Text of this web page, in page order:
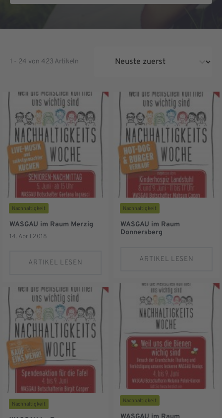
1 - 24 von 423 Artikeln
Nachhaltigkeit
WASGAU im Raum Merzig
14. April 2018
ARTIKEL LESEN
Nachhaltigkeit
Nachhaltigkeit
WASGAU im Raum
Donnersberg
ARTIKEL LESEN
Nachhaltigkeit